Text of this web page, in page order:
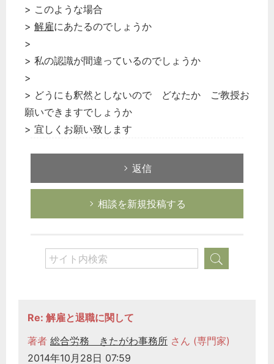
> このような場合
> 解雇にあたるのでしょうか
>
> 私の認識が間違っているのでしょうか
>
> どうにも釈然としないので どなたか ご教授お
願いできますでしょうか
> 宜しくお願い致します
返信
相談を新規投稿する
Re: 解雇と退職に関して
著者 総合労務 きたがわ事務所 さん (専門家)
2014年10月28日 07:59